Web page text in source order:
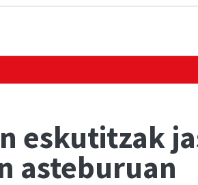
eskutitzak
asteburuan